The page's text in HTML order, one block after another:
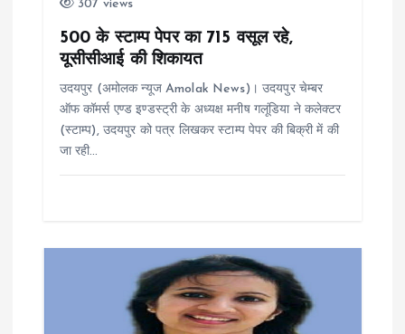
307 views
500 के स्टाम्प पेपर का 715 वसूल रहे,
यूसीसीआई की शिकायत
उदयपुर (अमोलक न्यूज Amolak News)। उदयपुर चेम्बर
ऑफ कॉमर्स एण्ड इण्डस्ट्री के अध्यक्ष मनीष गलूंडिया ने कलेक्टर
(स्टाम्प), उदयपुर को पत्र लिखकर स्टाम्प पेपर की बिक्री में की
जा रही…